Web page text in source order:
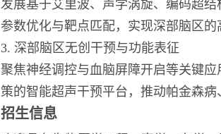
发展基于艾里波、声学涡旋、编码超
参数优化与靶点匹配，实现深部脑区的
3. 深部脑区无创干预与功能表征
聚焦神经调控与血脑屏障开启等关键
策的智能超声干预平台，推动帕金森病
招生信息